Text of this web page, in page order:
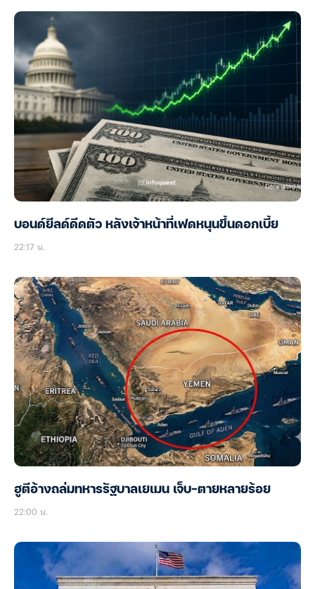
บอนด์ยีลด์ดีดตัว หลังเจ้าหน้าที่เฟดหนุนขึ้นดอกเบี้ย
22:17 น.
ฮูตีอ้างถล่มทหารรัฐบาลเยเมน เจ็บ-ตายหลายร้อย
22:00 น.